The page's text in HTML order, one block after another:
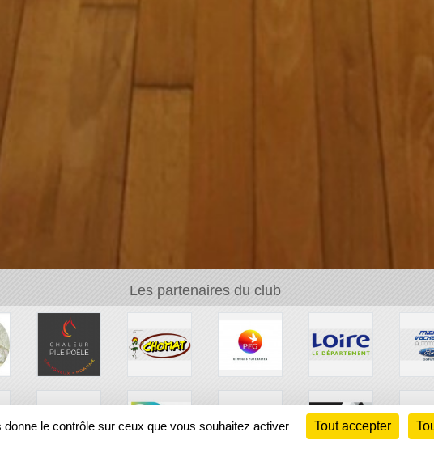
Les partenaires du club
le contrôle sur ceux que vous souhaitez activer Tout accepter